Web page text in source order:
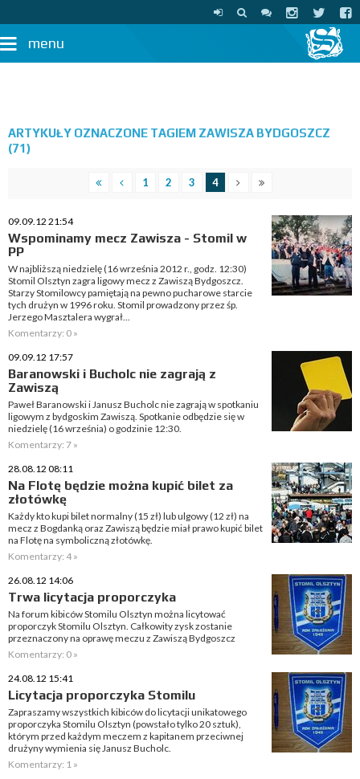
menu
ARTYKUŁY OZNACZONE TAGIEM ZAWISZA BYDGOSZCZ
(71)
1 2 3 4
09.09.12 21:54
Wspominamy mecz Zawisza - Stomil w
PP
W najbliższą niedzielę (16 września 2012 r., godz. 12:30)
Stomil Olsztyn zagra ligowy mecz z Zawiszą Bydgoszcz.
Starzy Stomilowcy pamiętają na pewno pucharowe starcie
tych drużyn w 1996 roku. Stomil prowadzony przez śp.
Jerzego Masztalera wygrał...
Komentarzy: 0 »
09.09.12 17:57
Baranowski i Bucholc nie zagrają z
Zawiszą
Paweł Baranowski i Janusz Bucholc nie zagrają w spotkaniu
ligowym z bydgoskim Zawiszą. Spotkanie odbędzie się w
niedzielę (16 września) o godzinie 12:30.
Komentarzy: 7 »
28.08.12 08:11
Na Flotę będzie można kupić bilet za
złotówkę
Każdy kto kupi bilet normalny (15 zł) lub ulgowy (12 zł) na
mecz z Bogdanką oraz Zawiszą będzie miał prawo kupić bilet
na Flotę na symboliczną złotówkę.
Komentarzy: 4 »
26.08.12 14:06
Trwa licytacja proporczyka
Na forum kibiców Stomilu Olsztyn można licytować
proporczyk Stomilu Olsztyn. Całkowity zysk zostanie
przeznaczony na oprawę meczu z Zawiszą Bydgoszcz
Komentarzy: 0 »
24.08.12 15:41
Licytacja proporczyka Stomilu
Zapraszamy wszystkich kibiców do licytacji unikatowego
proporczyka Stomilu Olsztyn (powstało tylko 20 sztuk),
którym przed każdym meczem z kapitanem przeciwnej
drużyny wymienia się Janusz Bucholc.
Komentarzy: 1 »